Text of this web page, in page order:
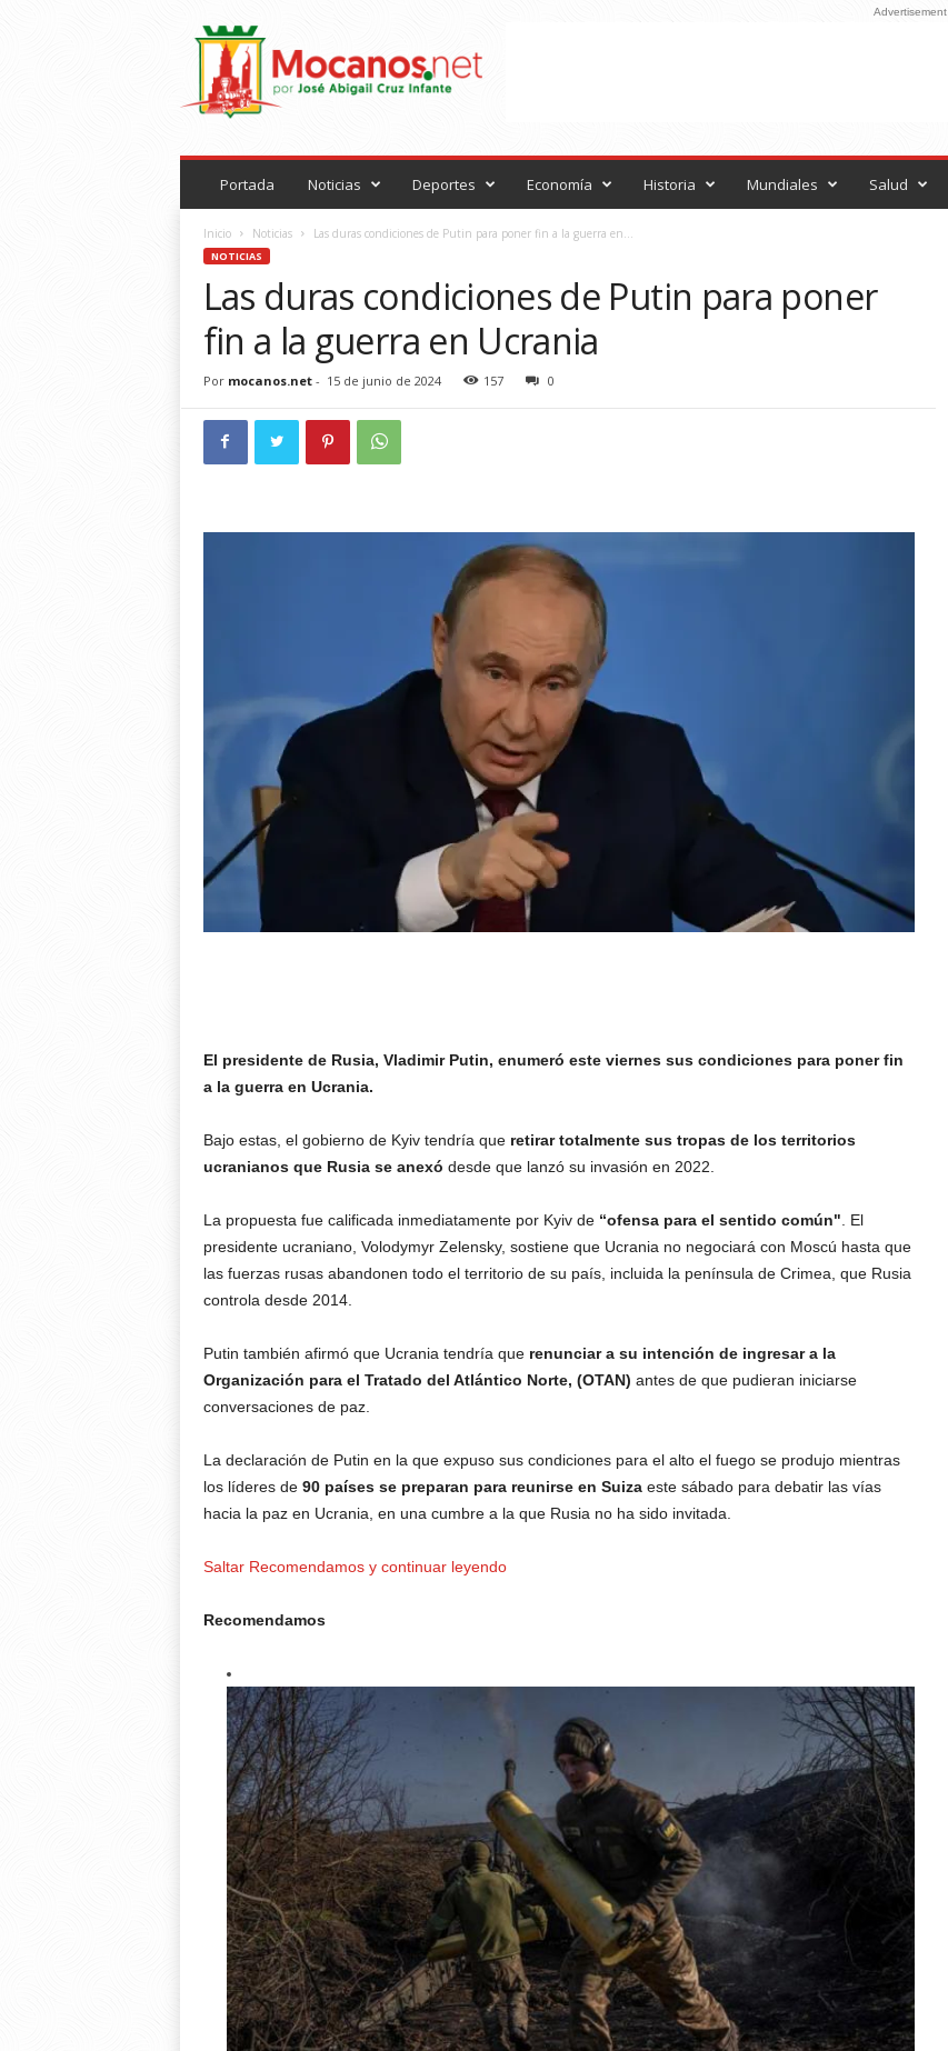
n
s
n
Advertisement
Portada Noticias Deportes Economía Historia Mundiales Salud
Inicio Noticias Las duras condiciones de Putin para poner fin a la guerra en...
NOTICIAS
Las duras condiciones de Putin para poner
fin a la guerra en Ucrania
Por mocanos.net- 15 de junio de 2024 157 0
El presidente de Rusia, Vladimir Putin, enumeró este viernes sus condiciones para poner fin
a la guerra en Ucrania.
Bajo estas, el gobierno de Kyiv tendría que retirar totalmente sus tropas de los territorios
ucranianos que Rusia se anexó desde que lanzó su invasión en 2022.
La propuesta fue calificada inmediatamente por Kyiv de “ofensa para el sentido común" . El
presidente ucraniano, Volodymyr Zelensky, sostiene que Ucrania no negociará con Moscú hasta que
las fuerzas rusas abandonen todo el territorio de su país, incluida la península de Crimea, que Rusia
controla desde 2014.
Putin también afirmó que Ucrania tendría que renunciar a su intención de ingresar a la
Organización para el Tratado del Atlántico Norte, (OTAN) antes de que pudieran iniciarse
conversaciones de paz.
La declaración de Putin en la que expuso sus condiciones para el alto el fuego se produjo mientras
los líderes de 90 países se preparan para reunirse en Suiza este sábado para debatir las vías
hacia la paz en Ucrania, en una cumbre a la que Rusia no ha sido invitada.
Saltar Recomendamos y continuar leyendo
Recomendamos